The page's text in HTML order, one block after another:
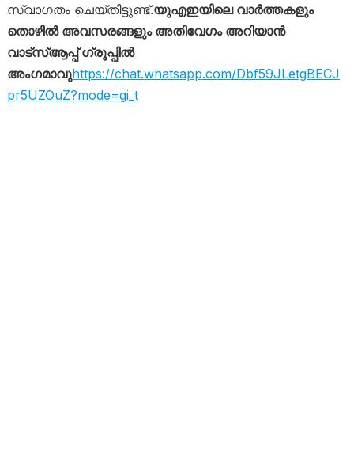
സ്വാഗതം ചെയ്തിട്ടുണ്ട്.യുഎഇയിലെ വാർത്തകളും
തൊഴിൽ അവസരങ്ങളും അതിവേഗം അറിയാൻ
വാട്സ്ആപ്പ് ഗ്രൂപ്പിൽ
അംഗമാവുhttps://chat.whatsapp.com/Dbf59JLetgBECJ
pr5UZOuZ?mode=gi_t